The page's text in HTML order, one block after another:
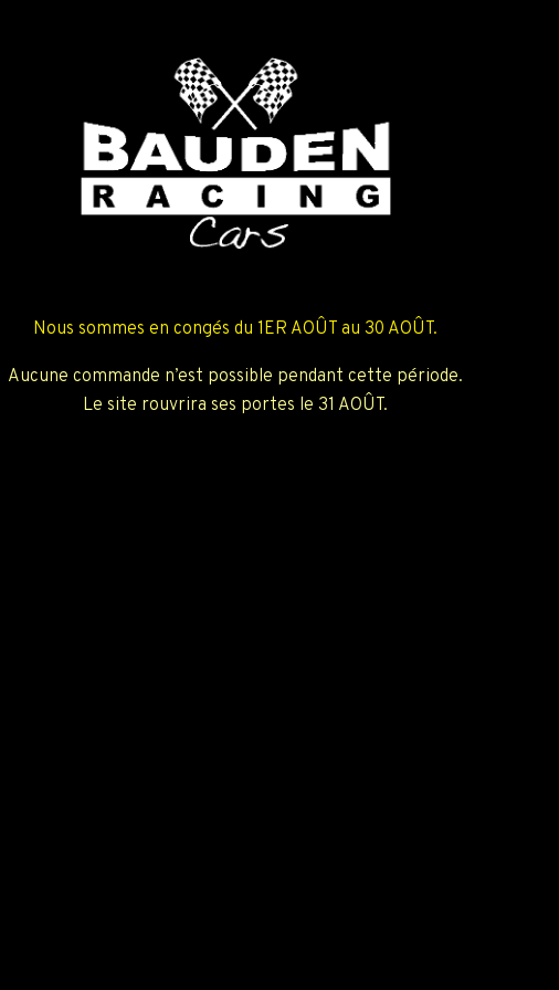
Nous sommes en congés du 1ER AOÛT au 30 AOÛT.
Aucune commande n’est possible pendant cette période.
Le site rouvrira ses portes le 31 AOÛT.